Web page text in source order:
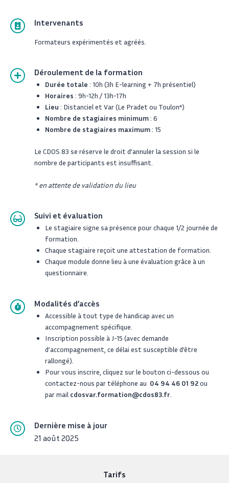
Intervenants
Formateurs expérimentés et agréés.
Déroulement de la formation
Durée totale : 10h (3h E-learning + 7h présentiel)
Horaires : 9h-12h / 13h-17h
Lieu : Distanciel et Var (Le Pradet ou Toulon*)
Nombre de stagiaires minimum: 6
Nombre de stagiaires maximum: 15
Le CDOS 83 se réserve le droit d’annuler la session si le
nombre de participants est insuffisant.
* en attente de validation du lieu
Suivi et évaluation
Le stagiaire signe sa présence pour chaque 1/2 journée de
formation.
Chaque stagiaire reçoit une attestation de formation.
Chaque module donne lieu à une évaluation grâce à un
questionnaire.
Modalités d’accès
Accessible à tout type de handicap avec un
accompagnement spécifique.
Inscription possible à J-15 (avec demande
d’accompagnement, ce délai est susceptible d’être
rallongé).
Pour vous inscrire, cliquez sur le bouton ci-dessous ou
contactez-nous par téléphone au 04 94 46 01 92ou
par mail cdosvar.formation@cdos83.fr
Dernière mise à jour
21 août 2025
Tarifs